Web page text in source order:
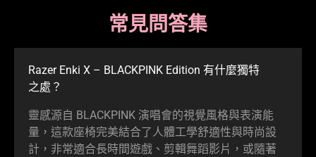
常見問答集
Razer Enki X – BLACKPINK Edition 有什麼獨特
之處 ？
靈感源自 BLACKPINK 演唱會的視覺風格與表演能
量，這款座椅完美結合了人體工學舒適性與時尚設
計，非常適合長時間遊戲、剪輯舞蹈影片，或隨著